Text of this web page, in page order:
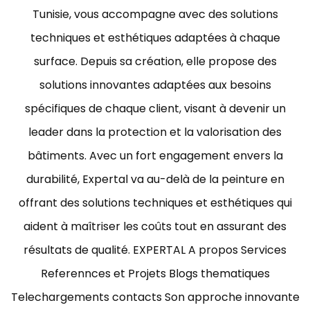
Tunisie, vous accompagne avec des solutions
techniques et esthétiques adaptées à chaque
surface. Depuis sa création, elle propose des
solutions innovantes adaptées aux besoins
spécifiques de chaque client, visant à devenir un
leader dans la protection et la valorisation des
bâtiments. Avec un fort engagement envers la
durabilité, Expertal va au-delà de la peinture en
offrant des solutions techniques et esthétiques qui
aident à maîtriser les coûts tout en assurant des
résultats de qualité. EXPERTAL A propos Services
Referennces et Projets Blogs thematiques
Telechargements contacts Son approche innovante